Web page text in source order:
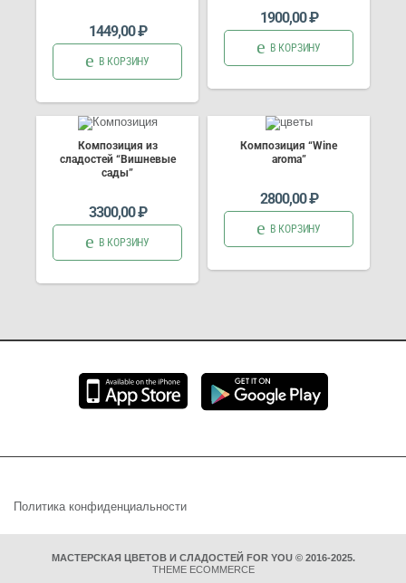
1449,00₽
В КОРЗИНУ
1900,00₽
В КОРЗИНУ
Композиция из
сладостей “Вишневые
сады”
3300,00₽
В КОРЗИНУ
Композиция “Wine
aroma”
2800,00₽
В КОРЗИНУ
Политика конфиденциальности
МАСТЕРСКАЯ ЦВЕТОВ И СЛАДОСТЕЙ FOR YOU © 2016-2025.
THEME ECOMMERCE